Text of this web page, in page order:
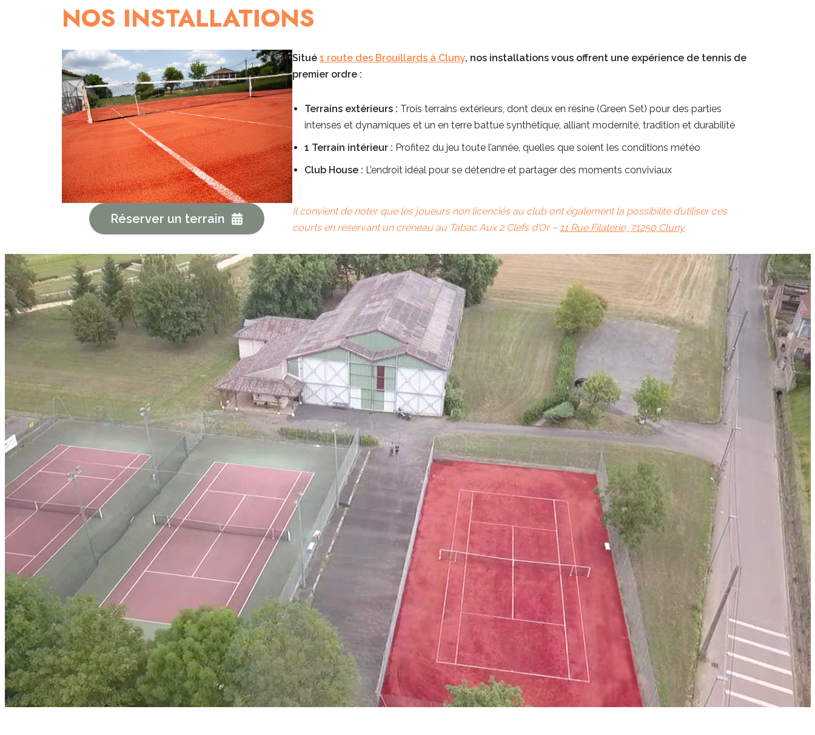
NOS INSTALLATIONS
Situé 1 route des Brouillards à Cluny, nos installations vous offrent une expérience de tennis de
premier ordre :
Terrains extérieurs : Trois terrains extérieurs, dont deux en résine (Green Set) pour des parties
intenses et dynamiques et un en terre battue synthétique, alliant modernité, tradition et durabilité
1 Terrain intérieur : Profitez du jeu toute l’année, quelles que soient les conditions météo
Club House : L’endroit idéal pour se détendre et partager des moments conviviaux
Réserver un terrain
Il convient de noter que les joueurs non licenciés au club ont également la possibilité d’utiliser ces
courts en réservant un créneau au Tabac Aux 2 Clefs d’Or – 11 Rue Filaterie, 71250 Cluny